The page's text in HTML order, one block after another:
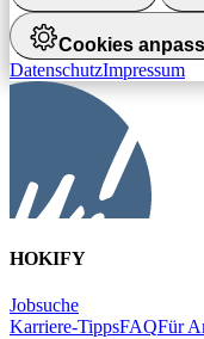
Cookies
DatenschutzImpressum
HOKIFY
Jobsuche
Karriere-TippsFAQFür